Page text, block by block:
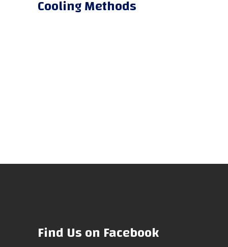
Cooling Methods
Find Us on Facebook